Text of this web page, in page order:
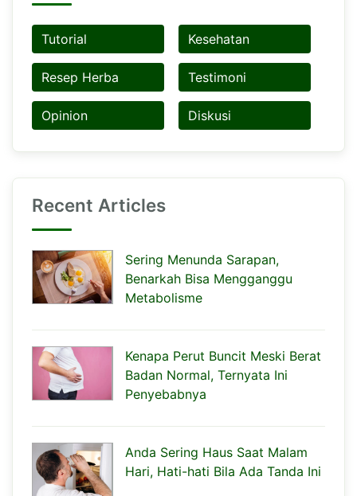
Tutorial Kesehatan
Resep Herba Testimoni
Opinion Diskusi
Recent Articles
Sering Menunda Sarapan,
Benarkah Bisa Mengganggu
Metabolisme
Kenapa Perut Buncit Meski Berat
Badan Normal, Ternyata Ini
Penyebabnya
Anda Sering Haus Saat Malam
Hari, Hati-hati Bila Ada Tanda Ini